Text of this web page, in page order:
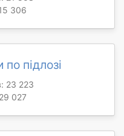
306
підлозі
23 223
027